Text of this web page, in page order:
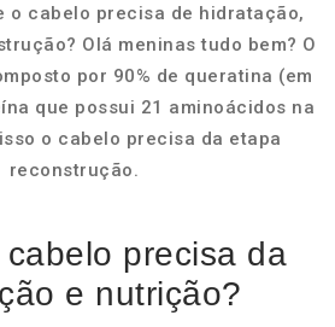
o cabelo precisa de hidratação,
Olá meninas tudo bem? O
por 90% de queratina (em
que possui 21 aminoácidos na
o cabelo precisa da etapa
reconstrução.
precisa da
e nutrição?